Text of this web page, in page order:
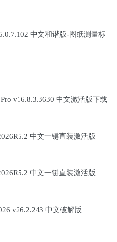
中文和谐版-图纸测量标
Pro v16.8.3.3630 中文激活版下载
中文一键直装激活版
中文一键直装激活版
v26.2.243 中文破解版